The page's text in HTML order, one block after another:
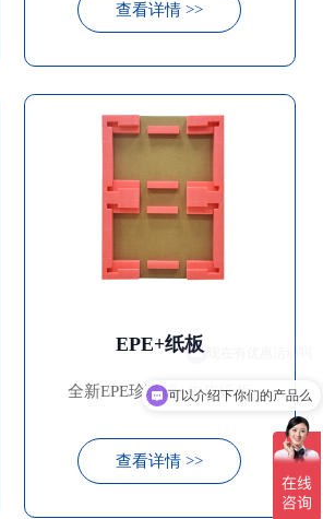
查看详情 >>
EPE+纸板
全新EPE珍珠棉+牛皮纸板
查看详情 >>
可以介绍下你们的产品么